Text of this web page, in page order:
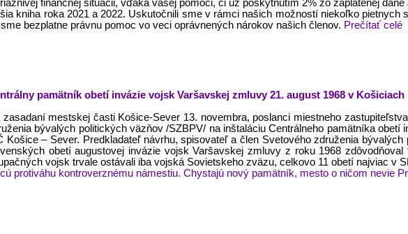
finančnej situácii, vďaka vašej pomoci, či už poskytnutím 2% zo zaplatenej
kniha roka 2021 a 2022. Uskutočnili sme v rámci našich možností niekoľko
bezplatne právnu pomoc vo veci oprávnených nárokov našich členov. Prečítať celé
pamätník obetí invázie vojsk Varšavskej zmluvy 21. august 1968 v Košiciach
zasadaní mestskej časti Košice-Sever 13. novembra, poslanci miestneho
bývalých politických väzňov /SZBPV/ na inštaláciu Centrálneho pamätníka
Košice – Sever. Predkladateľ návrhu, spisovateľ a člen Svetového združenia
obetí augustovej invázie vojsk Varšavskej zmluvy z roku 1968
vojsk trvale ostávali iba vojská Sovietskeho zväzu, celkovo 11 obetí najviac v
protiváhu kontroverznému námestiu. Chystajú nový pamätník, mesto o ničom nevie